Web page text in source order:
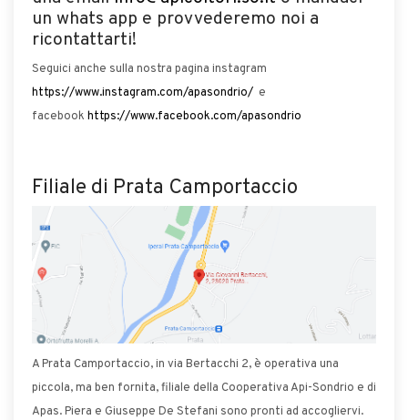
un whats app e provvederemo noi a
ricontattarti!
Seguici anche sulla nostra pagina instagram
https://www.instagram.com/apasondrio/ e
facebook https://www.facebook.com/apasondrio
Filiale di Prata Camportaccio
A Prata Camportaccio, in via Bertacchi 2, è operativa una
piccola, ma ben fornita, filiale della Cooperativa Api-Sondrio e di
Apas. Piera e Giuseppe De Stefani sono pronti ad accogliervi.